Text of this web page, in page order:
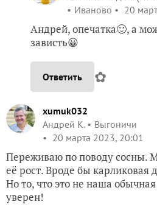
Иваново
20
Андрей, опечатка🙂, а
зависть😀
Ответить ✿
xumuk032
Андрей К.
Выгоничи
20 марта 2023, 20:01
Переживаю по поводу сосны.
её рост. Вроде бы карликовая
Но то, что это не наша
уверен!